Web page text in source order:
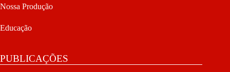
Nossa Produção
Educação
PUBLICAÇÕES